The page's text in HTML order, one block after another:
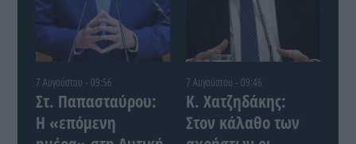
7 Αυγούστου - 09:56
Στ. Παπασταύρου:
Η «επόμενη
7 Αυγούστου - 09:46
Κ. Χατζηδάκης:
Στον κάλαθο των